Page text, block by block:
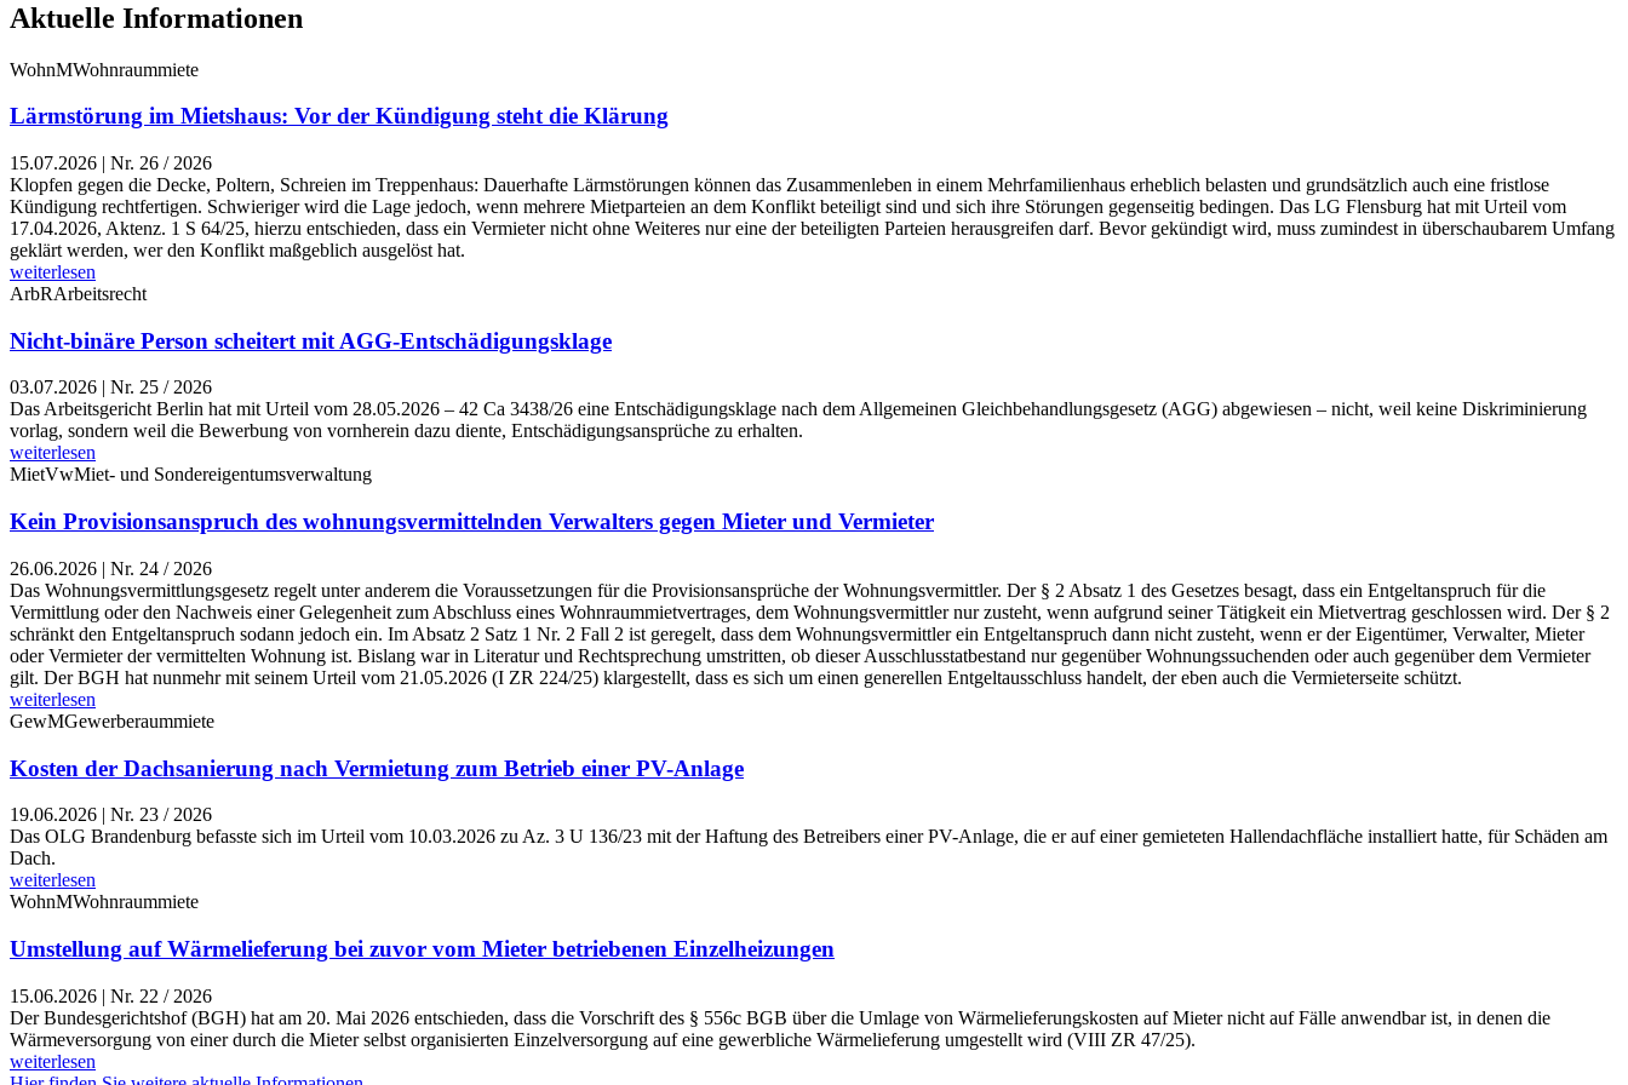
Aktuelle Informationen
WohnMWohnraummiete
Lärmstörung im Mietshaus: Vor der Kündigung steht die Klärung
15.07.2026 | Nr. 26 / 2026
Klopfen gegen die Decke, Poltern, Schreien im Treppenhaus: Dauerhafte Lärmstörungen können das Zusammenleben in einem Mehrfamilienhaus erheblich belasten und grundsätzlich auch eine fristlose
Kündigung rechtfertigen. Schwieriger wird die Lage jedoch, wenn mehrere Mietparteien an dem Konflikt beteiligt sind und sich ihre Störungen gegenseitig bedingen. Das LG Flensburg hat mit Urteil vom
17.04.2026, Aktenz. 1 S 64/25, hierzu entschieden, dass ein Vermieter nicht ohne Weiteres nur eine der beteiligten Parteien herausgreifen darf. Bevor gekündigt wird, muss zumindest in überschaubarem Umfang
geklärt werden, wer den Konflikt maßgeblich ausgelöst hat.
weiterlesen
ArbRArbeitsrecht
Nicht-binäre Person scheitert mit AGG-Entschädigungsklage
03.07.2026 | Nr. 25 / 2026
Das Arbeitsgericht Berlin hat mit Urteil vom 28.05.2026 – 42 Ca 3438/26 eine Entschädigungsklage nach dem Allgemeinen Gleichbehandlungsgesetz (AGG) abgewiesen – nicht, weil keine Diskriminierung
vorlag, sondern weil die Bewerbung von vornherein dazu diente, Entschädigungsansprüche zu erhalten.
weiterlesen
MietVwMiet- und Sondereigentumsverwaltung
Kein Provisionsanspruch des wohnungsvermittelnden Verwalters gegen Mieter und Vermieter
26.06.2026 | Nr. 24 / 2026
Das Wohnungsvermittlungsgesetz regelt unter anderem die Voraussetzungen für die Provisionsansprüche der Wohnungsvermittler. Der § 2 Absatz 1 des Gesetzes besagt, dass ein Entgeltanspruch für die
Vermittlung oder den Nachweis einer Gelegenheit zum Abschluss eines Wohnraummietvertrages, dem Wohnungsvermittler nur zusteht, wenn aufgrund seiner Tätigkeit ein Mietvertrag geschlossen wird. Der § 2
schränkt den Entgeltanspruch sodann jedoch ein. Im Absatz 2 Satz 1 Nr. 2 Fall 2 ist geregelt, dass dem Wohnungsvermittler ein Entgeltanspruch dann nicht zusteht, wenn er der Eigentümer, Verwalter, Mieter
oder Vermieter der vermittelten Wohnung ist. Bislang war in Literatur und Rechtsprechung umstritten, ob dieser Ausschlusstatbestand nur gegenüber Wohnungssuchenden oder auch gegenüber dem Vermieter
gilt. Der BGH hat nunmehr mit seinem Urteil vom 21.05.2026 (I ZR 224/25) klargestellt, dass es sich um einen generellen Entgeltausschluss handelt, der eben auch die Vermieterseite schützt.
weiterlesen
GewMGewerberaummiete
Kosten der Dachsanierung nach Vermietung zum Betrieb einer PV-Anlage
19.06.2026 | Nr. 23 / 2026
Das OLG Brandenburg befasste sich im Urteil vom 10.03.2026 zu Az. 3 U 136/23 mit der Haftung des Betreibers einer PV-Anlage, die er auf einer gemieteten Hallendachfläche installiert hatte, für Schäden am
Dach.
weiterlesen
WohnMWohnraummiete
Umstellung auf Wärmelieferung bei zuvor vom Mieter betriebenen Einzelheizungen
15.06.2026 | Nr. 22 / 2026
Der Bundesgerichtshof (BGH) hat am 20. Mai 2026 entschieden, dass die Vorschrift des § 556c BGB über die Umlage von Wärmelieferungskosten auf Mieter nicht auf Fälle anwendbar ist, in denen die
Wärmeversorgung von einer durch die Mieter selbst organisierten Einzelversorgung auf eine gewerbliche Wärmelieferung umgestellt wird (VIII ZR 47/25).
weiterlesen